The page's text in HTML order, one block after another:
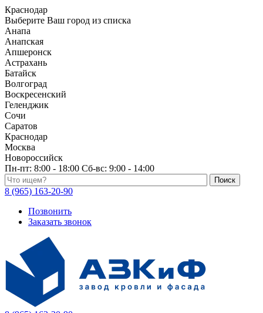
Краснодар
Выберите Ваш город из списка
Анапа
Анапская
Апшеронск
Астрахань
Батайск
Волгоград
Воскресенский
Геленджик
Сочи
Саратов
Краснодар
Москва
Новороссийск
Пн-пт: 8:00 - 18:00 Сб-вс: 9:00 - 14:00
Поиск по каталогу
8 (965) 163-20-90
Позвонить
Заказать звонок